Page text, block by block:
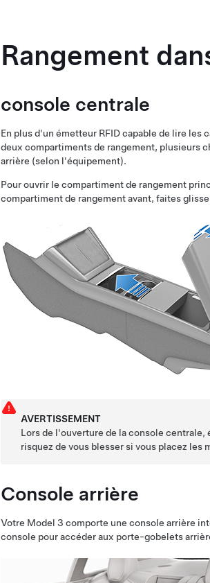
Rangement
console centrale
En plus d'un émetteur RFID capable de lire les
deux compartiments de rangement, plusieurs
arrière (selon l'équipement).
Pour ouvrir le compartiment de rangement
compartiment de rangement avant, faites
AVERTISSEMENT
Lors de l'ouverture de la console
risquez de vous blesser si vous placez
Console arrière
Votre Model 3 comporte une console arrière
console pour accéder aux porte-gobelets